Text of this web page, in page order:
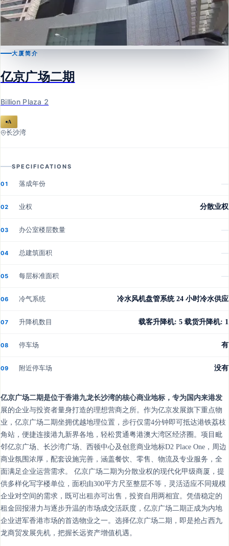
亿京广场二期
Billion Plaza 2
大厦简介
亿京广场二期
Billion Plaza 2
A
长沙湾
SPECIFICATIONS
01 落成年份 —
02 业权 分散业权
03 办公室楼层数量 —
04 总建筑面积 —
05 每层标准面积 —
06 冷气系统 冷水风机盘管系统 24 小时冷水供应
07 升降机数目 载客升降机: 5 载货升降机: 1
08 停车场 有
09 附近停车场 没有
亿京广场二期是位于香港九龙长沙湾的核心商业地标，专为国内来港发
展的企业与投资者量身打造的理想营商之所。作为亿京发展旗下重点物
业，亿京广场二期坐拥优越地理位置，步行仅需4分钟即可抵达港铁荔枝
角站，便捷连接港九新界各地，轻松贯通粤港澳大湾区经济圈。项目毗
邻亿京广场、长沙湾广场、西顿中心及创意商业地标D2 Place One，周边
商业氛围浓厚，配套设施完善，涵盖餐饮、零售、物流及专业服务，全
面满足企业运营需求。 亿京广场二期为分散业权的现代化甲级商厦，提
供多样化写字楼单位，面积由300平方尺至整层不等，灵活适应不同规模
企业对空间的需求，既可出租亦可出售，投资自用两相宜。凭借稳定的
租金回报潜力与逐步升温的市场成交活跃度，亿京广场二期正成为内地
企业进军香港市场的首选物业之一。选择亿京广场二期，即是抢占西九
龙商贸发展先机，把握长远资产增值机遇。